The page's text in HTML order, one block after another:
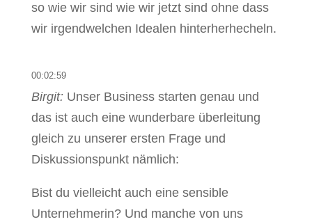
so wie wir sind wie wir jetzt sind ohne dass
wir irgendwelchen Idealen hinterherhecheln.
00:02:59
Birgit: Unser Business starten genau und
das ist auch eine wunderbare überleitung
gleich zu unserer ersten Frage und
Diskussionspunkt nämlich:
Bist du vielleicht auch eine sensible
Unternehmerin? Und manche von uns